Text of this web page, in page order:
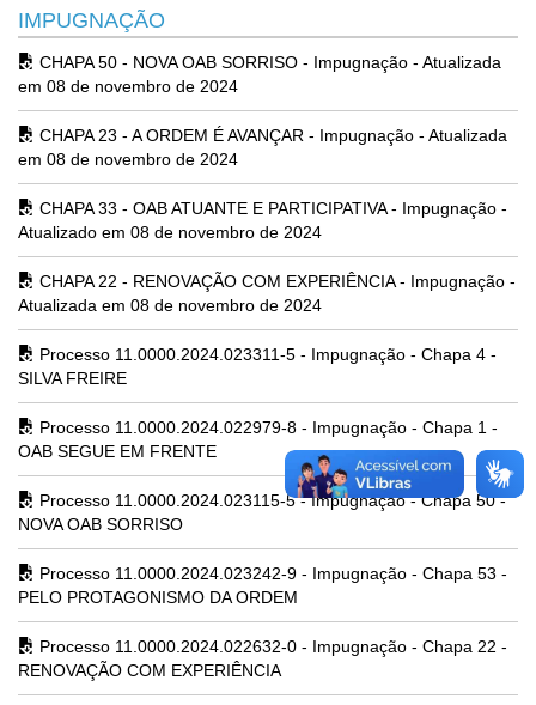
IMPUGNAÇÃO
CHAPA 50 - NOVA OAB SORRISO - Impugnação - Atualizada
em 08 de novembro de 2024
CHAPA 23 - A ORDEM É AVANÇAR - Impugnação - Atualizada
em 08 de novembro de 2024
CHAPA 33 - OAB ATUANTE E PARTICIPATIVA - Impugnação -
Atualizado em 08 de novembro de 2024
CHAPA 22 - RENOVAÇÃO COM EXPERIÊNCIA - Impugnação -
Atualizada em 08 de novembro de 2024
Processo 11.0000.2024.023311-5 - Impugnação - Chapa 4 -
SILVA FREIRE
Processo 11.0000.2024.022979-8 - Impugnação - Chapa 1 -
OAB SEGUE EM FRENTE
Processo 11.0000.2024.023115-5 - Impugnação - Chapa 50 -
NOVA OAB SORRISO
Processo 11.0000.2024.023242-9 - Impugnação - Chapa 53 -
PELO PROTAGONISMO DA ORDEM
Processo 11.0000.2024.022632-0 - Impugnação - Chapa 22 -
RENOVAÇÃO COM EXPERIÊNCIA